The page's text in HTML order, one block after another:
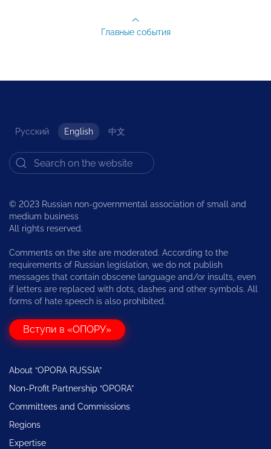
Главные события
Русский English 中文
© 2023 Russian non-governmental association of small and
medium business
All rights reserved.
Comments on the site are moderated. According to the
requirements of Russian legislation, we do not publish
messages that contain obscene language and/or insults, even
if letters are replaced with dots, dashes and other symbols. All
forms of hate speech is also prohibited.
Вступи в «ОПОРУ»
About “OPORA RUSSIA”
Non-Profit Partnership “OPORA”
Committees and Commissions
Regions
Expertise